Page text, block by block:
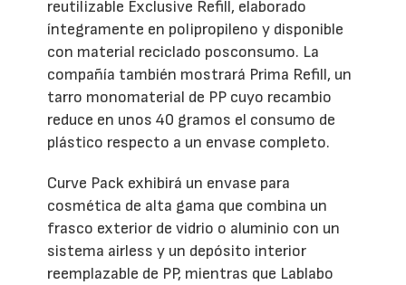
reutilizable Exclusive Refill, elaborado
íntegramente en polipropileno y disponible
con material reciclado posconsumo. La
compañía también mostrará Prima Refill, un
tarro monomaterial de PP cuyo recambio
reduce en unos 40 gramos el consumo de
plástico respecto a un envase completo.
Curve Pack exhibirá un envase para
cosmética de alta gama que combina un
frasco exterior de vidrio o aluminio con un
sistema airless y un depósito interior
reemplazable de PP, mientras que Lablabo